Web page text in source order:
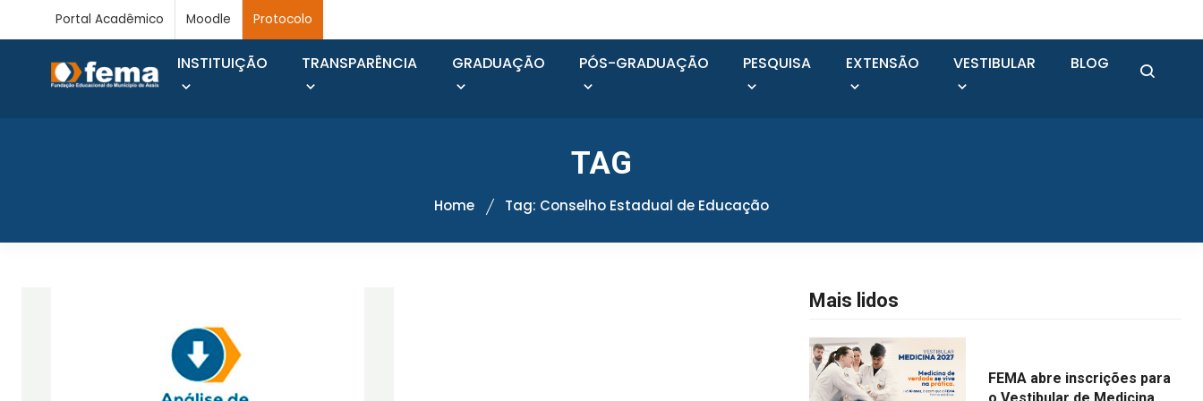
Portal Acadêmico Moodle Protocolo
INSTITUIÇÃO TRANSPARÊNCIA GRADUAÇÃO PÓS-GRADUAÇÃO PESQUISA EXTENSÃO VESTIBULAR BLOG
TAG
Home Tag: Conselho Estadual de Educação
Mais lidos
FEMA abre inscrições para